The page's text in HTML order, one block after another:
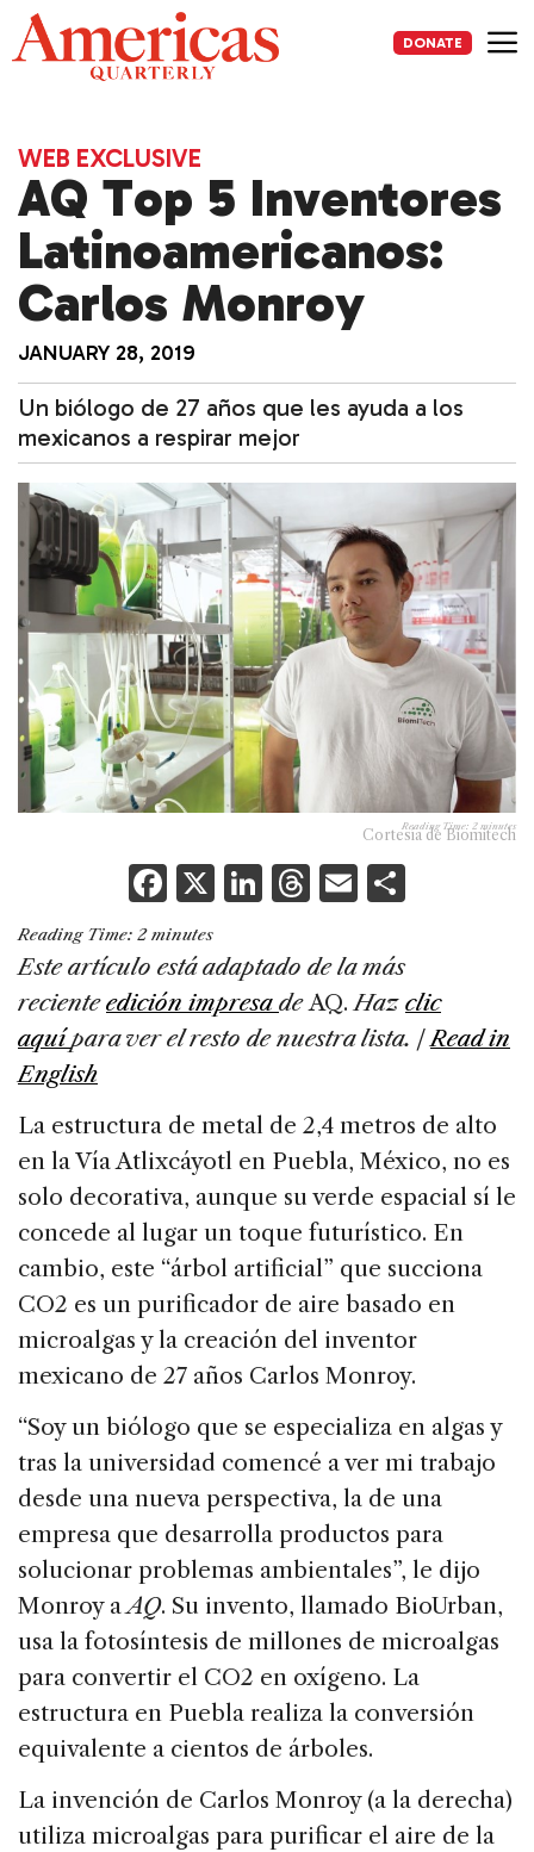
Skip
to
content
DONATE
WEB EXCLUSIVE
AQ Top 5 Inventores
Latinoamericanos:
Carlos Monroy
JANUARY 28, 2019
Un biólogo de 27 años que les ayuda a los
mexicanos a respirar mejor
Reading Time: 2 minutes
Cortesía de Biomitech
F
a
c
e
b
o
k
X Li
k
e
dI
T
re
a
d
E
ai
l
ar
e
Reading Time: 2 minutes
Este artículo está adaptado de la más
recienteedición impresa deAQ.Haz clic
aquípara ver el resto de nuestra lista. |Read in
English
La estructura de metal de 2,4 metros de alto
en la Vía Atlixcáyotl en Puebla, México, no es
solo decorativa, aunque su verde espacial sí le
concede al lugar un toque futurístico. En
cambio, este “árbol artificial” que succiona
CO2 es un purificador de aire basado en
microalgas y la creación del inventor
mexicano de 27 años Carlos Monroy.
“Soy un biólogo que se especializa en algas y
tras la universidad comencé a ver mi trabajo
desde una nueva perspectiva, la de una
empresa que desarrolla productos para
solucionar problemas ambientales”, le dijo
Monroy aAQ. Su invento, llamado BioUrban,
usa la fotosíntesis de millones de microalgas
para convertir el CO2 en oxígeno. La
estructura en Puebla realiza la conversión
equivalente a cientos de árboles.
La invención de Carlos Monroy (a la derecha)
utiliza microalgas para purificar el aire de la